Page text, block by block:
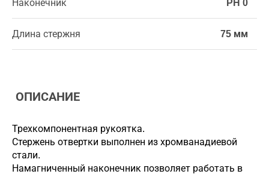
Наконечник PH 0
Длина стержня 75 мм
ОПИСАНИЕ
Трехкомпонентная рукоятка.
Стержень отвертки выполнен из хромванадиевой
стали.
Намагниченный наконечник позволяет работать в